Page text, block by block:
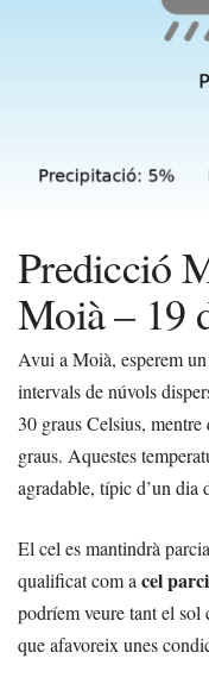
Predicció
Moià – 19
Avui a Moià, esperem
intervals de núvols
30 graus Celsius,
graus. Aquestes
agradable, típic d’un dia
El cel es mantindrà
qualificat com acel
podríem veure tant el
que afavoreix unes